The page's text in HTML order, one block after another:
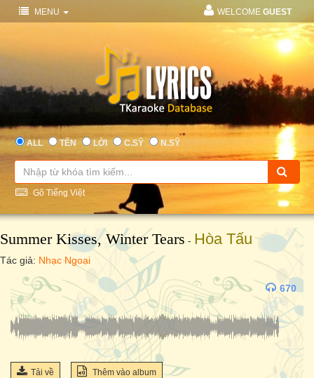
MENU WELCOME GUEST
ALL TÊN LỜI C.SỸ N.SỸ
Gõ Tiếng Việt
Summer Kisses, Winter Tears - Hòa Tấu
Tác giả: Nhạc Ngoại
670
Tải về Thêm vào album